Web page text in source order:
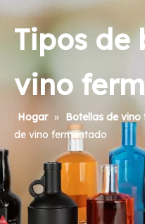
Tipos de
vino
Hogar » Botellas de
de vino fermentado